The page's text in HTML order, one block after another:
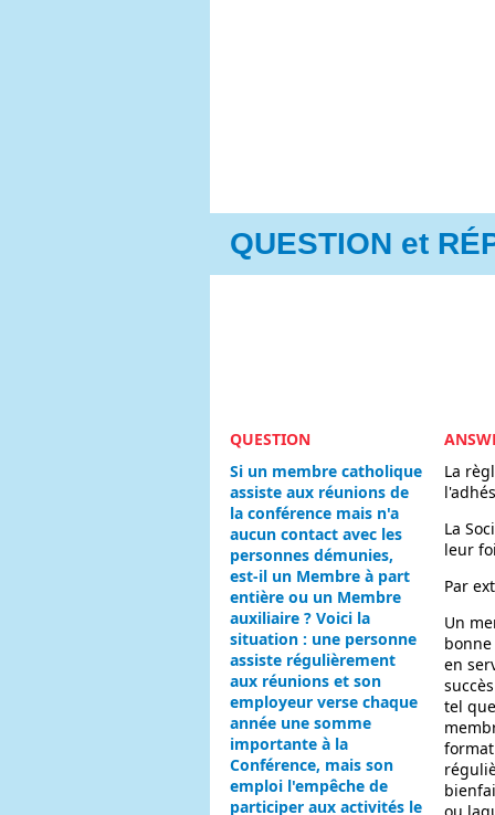
QUESTION et
QUESTION
Si un membre catholique
assiste aux réunions de
la conférence mais n'a
aucun contact avec les
personnes démunies,
est-il un Membre à part
entière ou un Membre
auxiliaire ? Voici la
situation : une personne
assiste régulièrement
aux réunions et son
employeur verse chaque
année une somme
importante à la
Conférence, mais son
emploi l'empêche de
participer aux activités le
La
La
leur
Par
Un
en
tel